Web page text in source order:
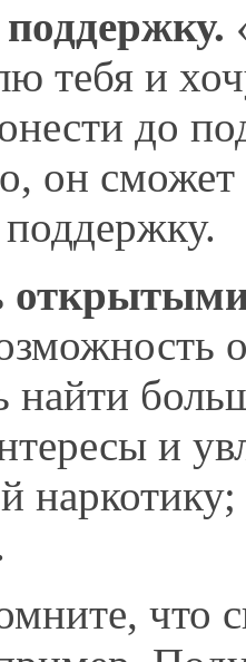
тебя и
до
он сможет
найти
и
что